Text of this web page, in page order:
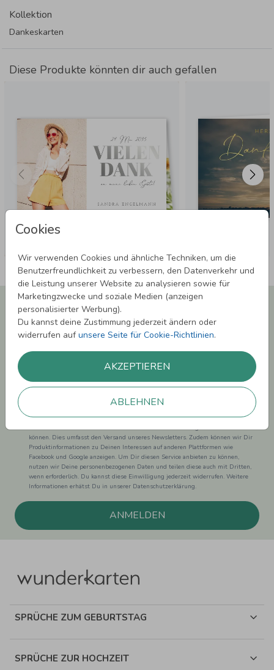
Cookies
Wir verwenden Cookies und ähnliche Techniken, um die
Benutzerfreundlichkeit zu verbessern, den Datenverkehr und
die Leistung unserer Website zu analysieren sowie für
Marketingzwecke und soziale Medien (anzeigen
personalisierter Werbung).
Du kannst deine Zustimmung jederzeit ändern oder
widerrufen aufunsere Seite für Cookie-Richtlinien.
AKZEPTIEREN
ABLEHNEN
Kollektion
Dankeskarten
Diese Produkte könnten dir auch gefallen
Newsletter abonnieren und 5,00 € Rabatt**
sichern!
Melde Dich zu unserem Newsletter an und bleibe auf dem
Einwilligung zur Datennutzung für Marketingzwecke: Hiermit willigst Du ein,
können. Dies umfasst den Versand unseres Newsletters. Zudem können wir Dir
Produktinformationen zu Deinen Interessen auf anderen Plattformen wie
Facebook und Google anzeigen. Um Dir diesen Service anbieten zu können,
nutzen wir Deine personenbezogenen Daten und teilen diese auch mit Dritten,
wenn erforderlich. Du kannst diese Einwilligung jederzeit widerrufen. Weitere
Informationen erhätst Du in unserer Datenschutzerklärung.
ANMELDEN
SPRÜCHE ZUM GEBURTSTAG
SPRÜCHE ZUR HOCHZEIT